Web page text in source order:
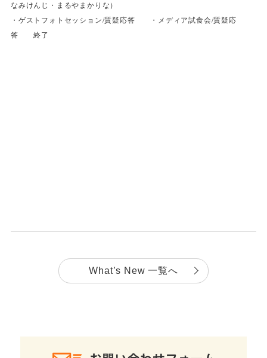
なみけんじ・まるやまかりな）
・ゲストフォトセッション/質疑応答 ・メディア試食会/質疑応
答 終了
What’s New 一覧へ